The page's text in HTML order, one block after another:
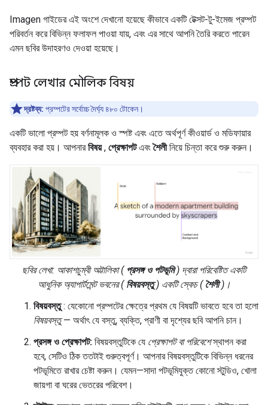
Imagen গাইডের এই অংশে দেখানো হয়েছে কীভাবে একটি টেক্সট-টু-ইমেজ প্রম্পট
পরিবর্তন করে বিভিন্ন ফলাফল পাওয়া যায়, এবং এর সাথে আপনি তৈরি করতে পারেন
এমন ছবির উদাহরণও দেওয়া হয়েছে।
প্রম্পট লেখার মৌলিক বিষয়
দ্রষ্টব্য: প্রম্পটের সর্বোচ্চ দৈর্ঘ্য ৪৮০ টোকেন।
একটি ভালো প্রম্পট হয় বর্ণনামূলক ও স্পষ্ট এবং এতে অর্থপূর্ণ কীওয়ার্ড ও মডিফায়ার
ব্যবহার করা হয়। আপনারবিষয়, প্রেক্ষাপটএবংশৈলীনিয়ে চিন্তা করে শুরু করুন।
ছবির লেখা: আকাশচুম্বী অট্টালিকা( প্রসঙ্গ ও পটভূমি) দ্বারা পরিবেষ্টিত একটি
আধুনিক অ্যাপার্টমেন্ট ভবনের( বিষয়বস্তু) একটিস্কেচ( শৈলী)।
বিষয়বস্তু: যেকোনো প্রম্পটের ক্ষেত্রে প্রথম যে বিষয়টি ভাবতে হবে তা হলো
বিষয়বস্তু— অর্থাৎ যে বস্তু, ব্যক্তি, প্রাণী বা দৃশ্যের ছবি আপনি চান।
প্রসঙ্গ ও প্রেক্ষাপট: বিষয়বস্তুটিকে যে প্রেক্ষাপট বা পরিবেশেস্থাপন করা
হবে, সেটিও ঠিক ততটাই গুরুত্বপূর্ণ। আপনার বিষয়বস্তুটিকে বিভিন্ন ধরনের
পটভূমিতে রাখার চেষ্টা করুন। যেমন—সাদা পটভূমিযুক্ত কোনো স্টুডিও, খোলা
জায়গা বা ঘরের ভেতরের পরিবেশ।